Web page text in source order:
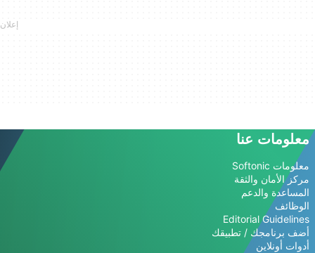
معلومات عنا
معلومات Softonic
مركز الأمان والثقة
المساعدة والدعم
الوظائف
Editorial Guidelines
أضف برنامجك / تطبيقك
أدوات أونلاين